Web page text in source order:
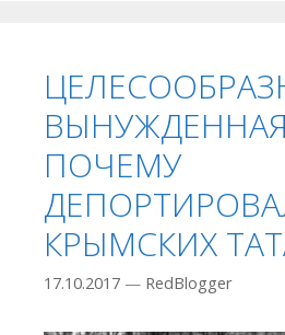
ПОЧЕМУ
КРЫМСКИХ
17.10.2017 — RedBlogger